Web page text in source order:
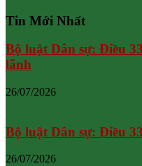
Tin Mới Nhất
Bộ luật Dân sự: Điều
lãnh
26/07/2026
Bộ luật Dân sự: Điều
26/07/2026